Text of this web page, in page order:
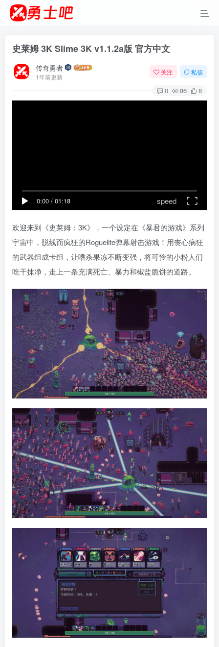
史莱姆 3K Slime 3K v1.1.2a版 官方中文
传奇勇者
1年前更新
关注 私信
0 86 8
0:00 / 01:18 speed
欢迎来到《史莱姆：3K》，一个设定在《暴君的游戏》系列
宇宙中，脱线而疯狂的Roguelite弹幕射击游戏！用丧心病狂
的武器组成卡组，让嗜杀果冻不断变强，将可怜的小粉人们
吃干抹净，走上一条充满死亡、暴力和椒盐脆饼的道路。